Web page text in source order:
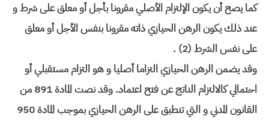
كما يصح أن يكون الإلتزام الأصلي مقرونا بأجل أو معلق على شرط و
عند ذلك يكون الرهن الحيازي ذاته مقرونا بنفس الأجل أو معلق
على نفس الشرط (2) .
وقد يضمن الرهن الحيازي التزاما أصليا و هو التزام مستقبلي أو
احتمالي كالالتزام الناتج عن فتح اعتماد. وقد نصت المادة 891 من
القانون المدني و التي تنطبق على الرهن الحيازي بموجب المادة 950